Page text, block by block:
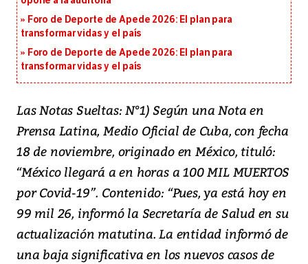
Foro de Deporte de Apede 2026: El plan para
transformar vidas y el país
Foro de Deporte de Apede 2026: El plan para
transformar vidas y el país
Las Notas Sueltas: N°1) Según una Nota en
Prensa Latina, Medio Oficial de Cuba, con fecha
18 de noviembre, originado en México, tituló:
“México llegará a en horas a 100 MIL MUERTOS
por Covid-19”. Contenido: “Pues, ya está hoy en
99 mil 26, informó la Secretaría de Salud en su
actualización matutina. La entidad informó de
una baja significativa en los nuevos casos de